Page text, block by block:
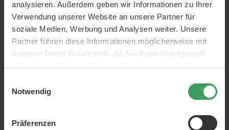
analysieren. Außerdem geben wir Informationen zu Ihrer
Verwendung unserer Website an unsere Partner für
soziale Medien, Werbung und Analysen weiter. Unsere
Partner führen diese Informationen möglicherweise mit
weiteren Daten zusammen, die Sie ihnen bereitgestellt
haben oder die sie im Rahmen Ihrer Nutzung der Dienste
Notwendig
PräferenzenBacteria
Longo Vital Daily Essentials
D‑vitamin + Magnesium